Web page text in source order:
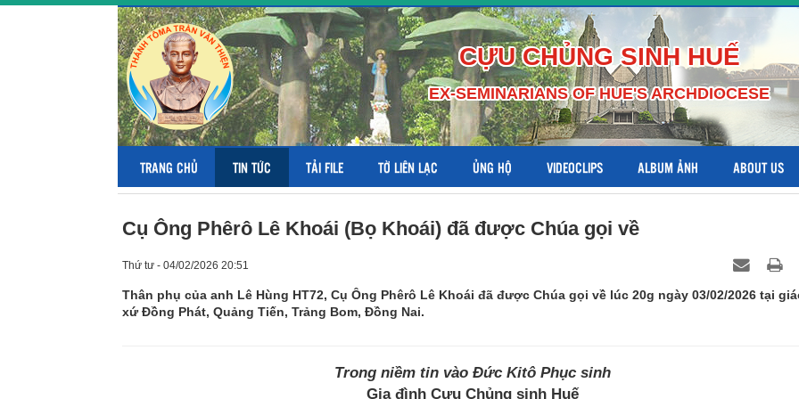
CỰU CHỦNG SINH HUẾ
EX-SEMINARIANS OF HUE'S ARCHDIOCESE
TRANG CHỦ TIN TỨC TẢI FILE TỜ LIÊN LẠC ỦNG HỘ VIDEOCLIPS ALBUM ẢNH ABOUT US
Cụ Ông Phêrô Lê Khoái (Bọ Khoái) đã được Chúa gọi về
Thứ tư - 04/02/2026 20:51
Thân phụ của anh Lê Hùng HT72, Cụ Ông Phêrô Lê Khoái đã được Chúa gọi về lúc 20g ngày 03/02/2026 tại
xứ Đồng Phát, Quảng Tiến, Trảng Bom, Ðồng Nai.
Trong niềm tin vào Đức Kitô Phục sinh
Gia đình Cựu Chủng sinh Huế